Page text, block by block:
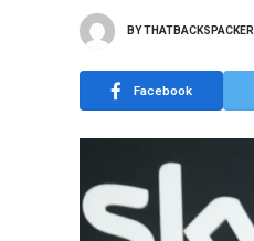
BYTHATBACKSPACKER
Facebook